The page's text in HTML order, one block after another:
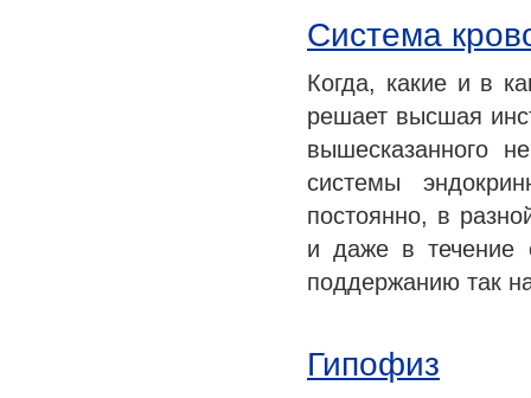
Система
Когда, какие и в
решает высшая
вышесказанного
системы
постоянно, в
и даже в течение
поддержанию так
Гипофиз